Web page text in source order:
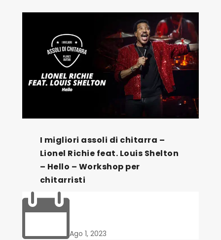
I migliori assoli di chitarra –
Lionel Richie feat. Louis Shelton
– Hello – Workshop per
chitarristi
Ago 1, 2023